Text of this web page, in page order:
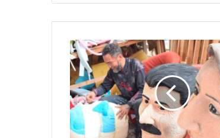
Hondureños
elaboran
los
tradicionales
monigotes
para
quemarlos
en